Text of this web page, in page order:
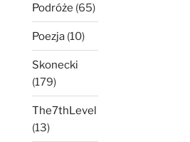
Podróże (65)
Poezja (10)
Skonecki
(179)
The7thLevel
(13)